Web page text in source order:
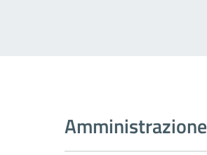
Amministrazione